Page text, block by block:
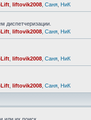
liftovik2008 Саня НиК
диспетчеризации.
liftovik2008 Саня НиК
liftovik2008 Саня НиК
liftovik2008 Саня НиК